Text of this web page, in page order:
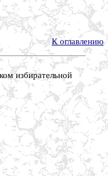
К оглавлению
избирательной